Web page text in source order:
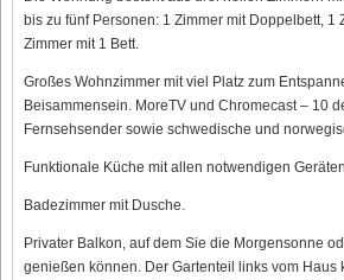
bis zu fünf Personen: 1 Zimmer mit Doppelbett, 1
Zimmer mit 1 Bett.
Großes Wohnzimmer mit viel Platz zum
Beisammensein. MoreTV und Chromecast – 10
Fernsehsender sowie schwedische und
Funktionale Küche mit allen notwendigen
Badezimmer mit Dusche.
Privater Balkon, auf dem Sie die Morgensonne
genießen können. Der Gartenteil links vom Haus